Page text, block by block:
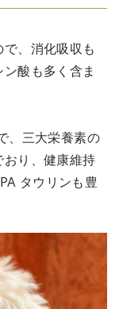
、消化吸収も
酸も多く含ま
、三大栄養素の
おり、健康維持
タウリンも豊